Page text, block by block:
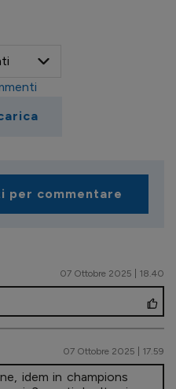
per commentare
07 Ottobre 2025 | 18.40
07 Ottobre 2025 | 17.59
idem in champions